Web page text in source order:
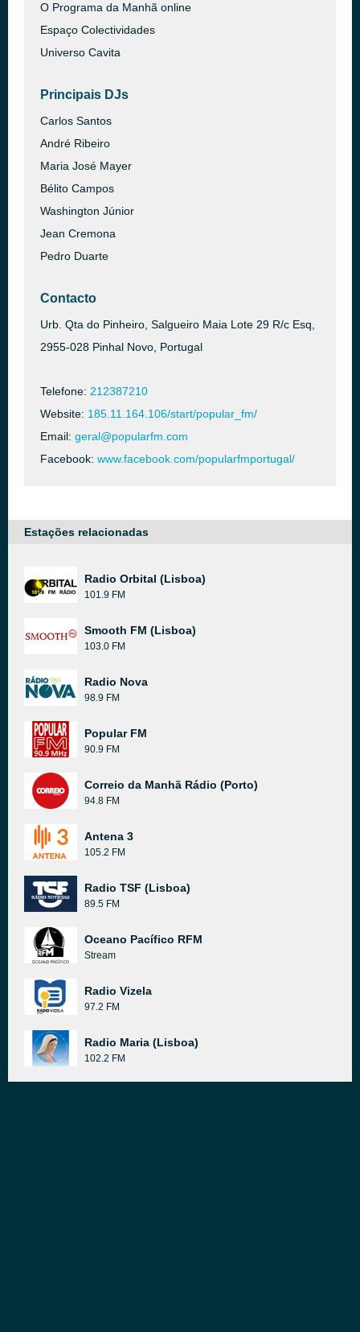
O Programa da Manhã online
Espaço Colectividades
Universo Cavita
Principais DJs
Carlos Santos
André Ribeiro
Maria José Mayer
Bélito Campos
Washington Júnior
Jean Cremona
Pedro Duarte
Contacto
Urb. Qta do Pinheiro, Salgueiro Maia Lote 29 R/c Esq,
2955-028 Pinhal Novo, Portugal
Telefone: 212387210
Website: 185.11.164.106/start/popular_fm/
Email: geral@popularfm.com
Facebook: www.facebook.com/popularfmportugal/
Estações relacionadas
Radio Orbital (Lisboa)
101.9 FM
Smooth FM (Lisboa)
103.0 FM
Radio Nova
98.9 FM
Popular FM
90.9 FM
Correio da Manhã Rádio (Porto)
94.8 FM
Antena 3
105.2 FM
Radio TSF (Lisboa)
89.5 FM
Oceano Pacífico RFM
Stream
Radio Vizela
97.2 FM
Radio Maria (Lisboa)
102.2 FM